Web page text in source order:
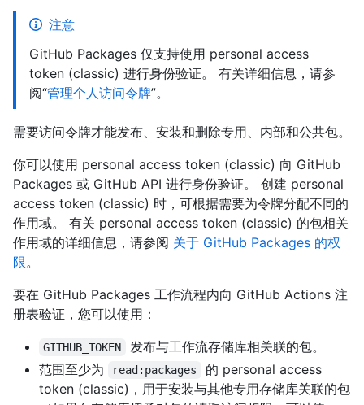
注意
GitHub Packages 仅支持使用 personal access
token (classic) 进行身份验证。 有关详细信息，请参
阅“管理个人访问令牌”。
需要访问令牌才能发布、安装和删除专用、内部和公共包。
你可以使用 personal access token (classic) 向 GitHub
Packages 或 GitHub API 进行身份验证。 创建 personal
access token (classic) 时，可根据需要为令牌分配不同的
作用域。 有关 personal access token (classic) 的包相关
作用域的详细信息，请参阅 关于 GitHub Packages 的权
限。
要在 GitHub Packages 工作流程内向 GitHub Actions 注
册表验证，您可以使用：
GITHUB_TOKEN
发布与工作流存储库相关联的包。
范围至少为
read:packages
的 personal access
token (classic)，用于安装与其他专用存储库关联的包